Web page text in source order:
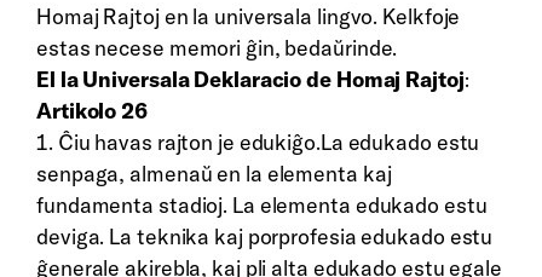
Homaj Rajtoj en la universala lingvo. Kelkfoje
estas necese memori ĝin, bedaŭrinde.
El la Universala Deklaracio de Homaj Rajtoj:
Artikolo 26
1. Ĉiu havas rajton je edukiĝo.La edukado estu
senpaga, almenaŭ en la elementa kaj
fundamenta stadioj. La elementa edukado estu
deviga. La teknika kaj porprofesia edukado estu
ĝenerale akirebla, kaj pli alta edukado estu egale